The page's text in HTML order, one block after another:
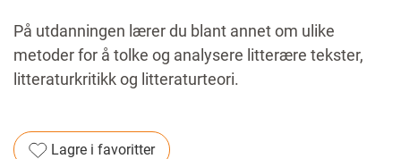
På utdanningen lærer du blant annet om ulike
metoder for å tolke og analysere litterære tekster,
litteraturkritikk og litteraturteori.
Lagre i favoritter